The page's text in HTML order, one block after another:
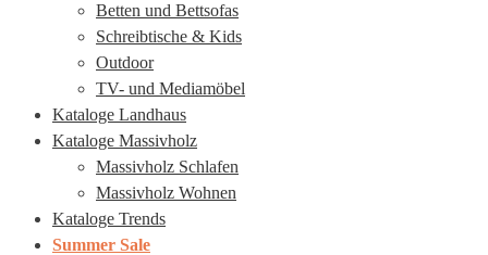
Betten und Bettsofas
Schreibtische & Kids
Outdoor
TV- und Mediamöbel
Kataloge Landhaus
Kataloge Massivholz
Massivholz Schlafen
Massivholz Wohnen
Kataloge Trends
Summer Sale